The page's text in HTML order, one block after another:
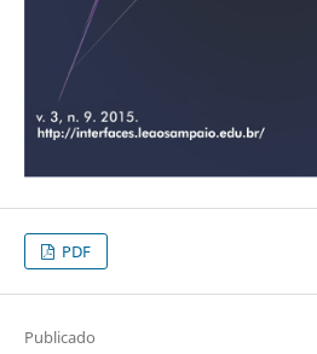
PDF
Publicado